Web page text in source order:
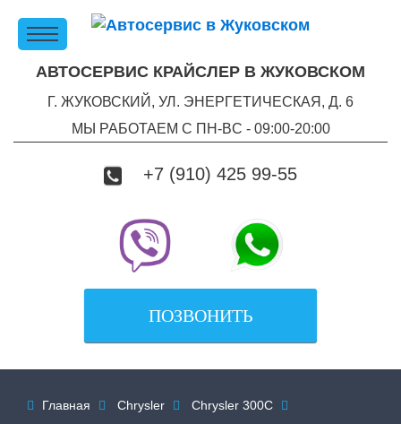
АВТОСЕРВИС КРАЙСЛЕР В ЖУКОВСКОМ
Г. ЖУКОВСКИЙ, УЛ. ЭНЕРГЕТИЧЕСКАЯ, Д. 6
МЫ РАБОТАЕМ С ПН-ВC - 09:00-20:00
+7 (910) 425 99-55
ПОЗВОНИТЬ
 Главная  Chrysler  Chrysler 300C 